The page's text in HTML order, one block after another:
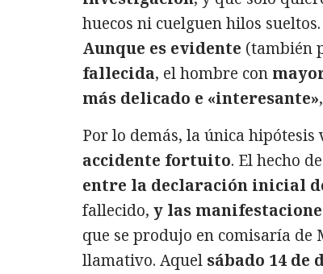
huecos ni cuelguen hilos
Aunque es evidente (también
fallecida, el hombre con
más delicado e «interesante»
Por lo demás, la única
accidente fortuito. El hecho
entre la declaración inicial
fallecido, y las
que se produjo en comisaría de
llamativo. Aquel sábado 14 de